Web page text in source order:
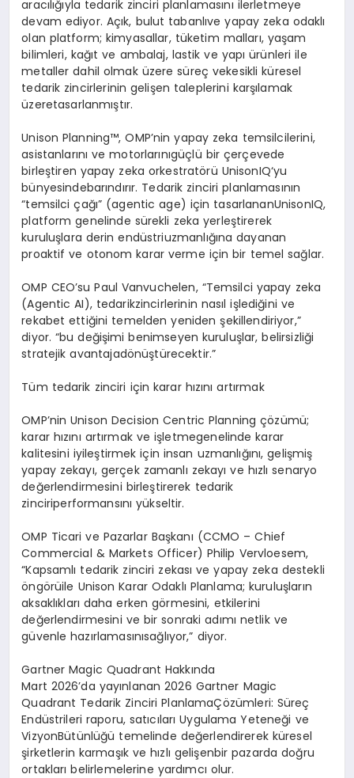
aracılığıyla tedarik zinciri planlamasını ilerletmeye
devam ediyor. Açık, bulut tabanlıve yapay zeka odaklı
olan platform; kimyasallar, tüketim malları, yaşam
bilimleri, kağıt ve ambalaj, lastik ve yapı ürünleri ile
metaller dahil olmak üzere süreç vekesikli küresel
tedarik zincirlerinin gelişen taleplerini karşılamak
üzeretasarlanmıştır.
Unison Planning™,OMP’nin yapay zeka temsilcilerini,
asistanlarını ve motorlarınıgüçlü bir çerçevede
birleştiren yapay zeka orkestratörü UnisonIQ‘yu
bünyesindebarındırır. Tedarik zinciri planlamasının
“temsilci çağı” (agentic age) için tasarlananUnisonIQ,
platformgenelinde sürekli zeka yerleştirerek
kuruluşlara derin endüstriuzmanlığına dayanan
proaktif ve otonom karar verme için bir temel sağlar.
OMP CEO’su Paul Vanvuchelen, “Temsilci yapay zeka
(Agentic AI), tedarikzincirlerinin nasıl işlediğini ve
rekabet ettiğini temelden yeniden şekillendiriyor,”
diyor. “budeğişimi benimseyen kuruluşlar,belirsizliği
stratejik avantajadönüştürecektir.”
Tüm tedarik zinciri için karar hızını artırmak
OMP’nin Unison Decision Centric Planning çözümü;
karar hızını artırmak ve işletmegenelinde karar
kalitesini iyileştirmek için insan uzmanlığını,gelişmiş
yapay zekayı, gerçek zamanlı zekayı ve hızlı senaryo
değerlendirmesini birleştirerek tedarik
zinciriperformansını yükseltir.
OMP Ticari ve Pazarlar Başkanı (CCMO – Chief
Commercial & Markets Officer) Philip Vervloesem,
“Kapsamlı tedarik zinciri zekası ve yapay zeka destekli
öngörüile Unison Karar Odaklı Planlama; kuruluşların
aksaklıkları daha erken görmesini, etkilerini
değerlendirmesini ve bir sonraki adımı netlik ve
güvenle hazırlamasınısağlıyor,” diyor.
Gartner Magic Quadrant Hakkında
Mart 2026’da yayınlanan 2026 Gartner Magic
Quadrant Tedarik Zinciri PlanlamaÇözümleri: Süreç
Endüstrileri raporu, satıcıları Uygulama Yeteneği ve
VizyonBütünlüğü temelinde değerlendirerek küresel
şirketlerin karmaşık ve hızlı gelişenbir pazarda doğru
ortakları belirlemelerine yardımcı olur.